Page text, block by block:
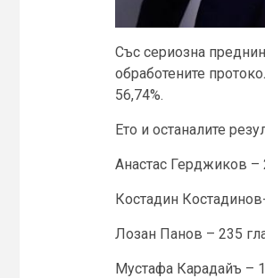
Със сериозна
обработените
56,74%.
Ето и останалите
Анастас Герджиков –
Костадин
Лозан Панов – 235
Мустафа Карадайъ –